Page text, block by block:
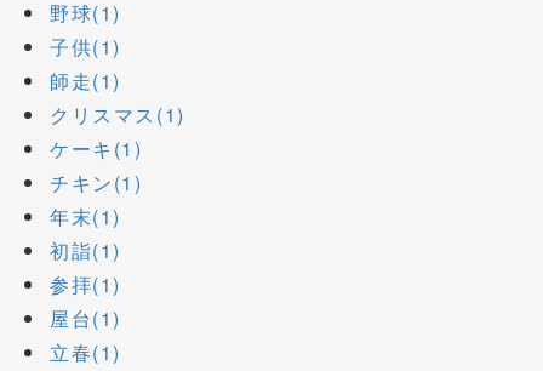
野球(1)
子供(1)
師走(1)
クリスマス(1)
ケーキ(1)
チキン(1)
年末(1)
初詣(1)
参拝(1)
屋台(1)
立春(1)